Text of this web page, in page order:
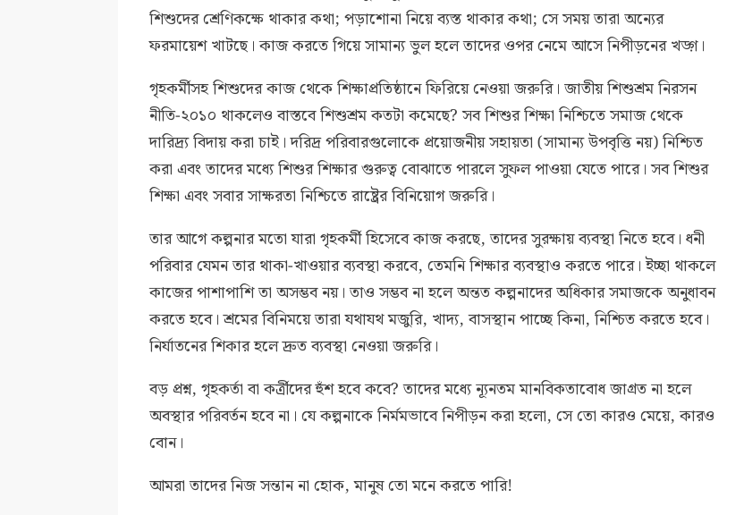
শিশুদের শ্রেণিকক্ষে থাকার কথা; পড়াশোনা নিয়ে ব্যস্ত থাকার কথা; সে সময় তারা অন্যের
ফরমায়েশ খাটছে। কাজ করতে গিয়ে সামান্য ভুল হলে তাদের ওপর নেমে আসে নিপীড়নের খড়্গ।
গৃহকর্মীসহ শিশুদের কাজ থেকে শিক্ষাপ্রতিষ্ঠানে ফিরিয়ে নেওয়া জরুরি। জাতীয় শিশুশ্রম নিরসন
নীতি-২০১০ থাকলেও বাস্তবে শিশুশ্রম কতটা কমেছে? সব শিশুর শিক্ষা নিশ্চিতে সমাজ থেকে
দারিদ্র্য বিদায় করা চাই। দরিদ্র পরিবারগুলোকে প্রয়োজনীয় সহায়তা (সামান্য উপবৃত্তি নয়) নিশ্চিত
করা এবং তাদের মধ্যে শিশুর শিক্ষার গুরুত্ব বোঝাতে পারলে সুফল পাওয়া যেতে পারে। সব শিশুর
শিক্ষা এবং সবার সাক্ষরতা নিশ্চিতে রাষ্ট্রের বিনিয়োগ জরুরি।
তার আগে কল্পনার মতো যারা গৃহকর্মী হিসেবে কাজ করছে, তাদের সুরক্ষায় ব্যবস্থা নিতে হবে। ধনী
পরিবার যেমন তার থাকা-খাওয়ার ব্যবস্থা করবে, তেমনি শিক্ষার ব্যবস্থাও করতে পারে। ইচ্ছা থাকলে
কাজের পাশাপাশি তা অসম্ভব নয়। তাও সম্ভব না হলে অন্তত কল্পনাদের অধিকার সমাজকে অনুধাবন
করতে হবে। শ্রমের বিনিময়ে তারা যথাযথ মজুরি, খাদ্য, বাসস্থান পাচ্ছে কিনা, নিশ্চিত করতে হবে।
নির্যাতনের শিকার হলে দ্রুত ব্যবস্থা নেওয়া জরুরি।
বড় প্রশ্ন, গৃহকর্তা বা কর্ত্রীদের হুঁশ হবে কবে? তাদের মধ্যে ন্যূনতম মানবিকতাবোধ জাগ্রত না হলে
অবস্থার পরিবর্তন হবে না। যে কল্পনাকে নির্মমভাবে নিপীড়ন করা হলো, সে তো কারও মেয়ে, কারও
বোন।
আমরা তাদের নিজ সন্তান না হোক, মানুষ তো মনে করতে পারি!